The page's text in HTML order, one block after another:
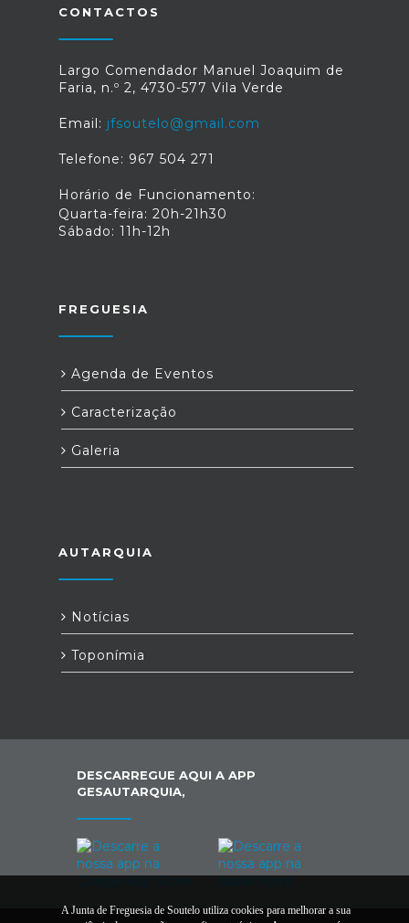
CONTACTOS
Largo Comendador Manuel Joaquim de
Faria, n.º 2, 4730-577 Vila Verde
Email: jfsoutelo@gmail.com
Telefone: 967 504 271
Horário de Funcionamento:
Quarta-feira: 20h-21h30
Sábado: 11h-12h
FREGUESIA
Agenda de Eventos
Caracterização
Galeria
AUTARQUIA
Notícias
Toponímia
DESCARREGUE AQUI A APP
GESAUTARQUIA,
A Junta de Freguesia de Soutelo utiliza cookies para melhorar a sua